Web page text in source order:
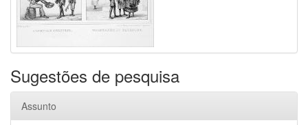
Sugestões de pesquisa
Assunto